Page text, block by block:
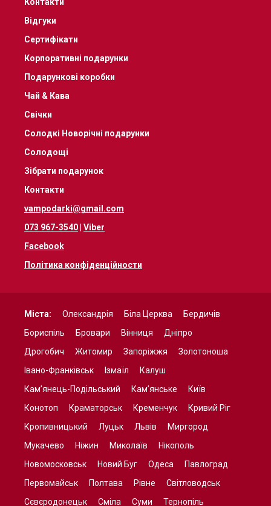
Відгуки
Сертифікати
Корпоративні подарунки
Подарункові коробки
Чай & Кава
Свічки
Солодкі Новорічні подарунки
Солодощі
Зібрати подарунок
Контакти
vampodarki@gmail.com
073 967-3540 Viber
Facebook
Політика конфіденційности
Міста: Олександрія Біла Церква
Бердичів
Бориспіль
Бровари Вінниця
Дніпро
Дрогобич
Житомир Запоріжжя
Золотоноша
Івано-Франківськ
Ізмаїл
Калуш
Кам’янець-Подільський
Кам’янське
Київ
Конотоп
Краматорськ Кременчук
Кривий Ріг
Кропивницький
Луцьк Львів
Миргород
Мукачево
Ніжин Миколаїв
Нікополь
Новомосковськ
Новий Буг Одеса
Павлоград
Первомайськ
Полтава Рівне
Світловодськ
Сєвєродонецьк
Сміла Суми Тернопіль